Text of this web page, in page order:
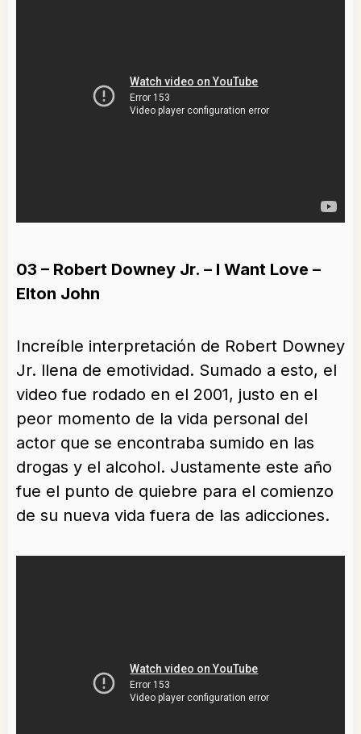
03 – Robert Downey Jr. – I Want Love –
Elton John
Increíble interpretación de Robert Downey
Jr. llena de emotividad. Sumado a esto, el
video fue rodado en el 2001, justo en el
peor momento de la vida personal del
actor que se encontraba sumido en las
drogas y el alcohol. Justamente este año
fue el punto de quiebre para el comienzo
de su nueva vida fuera de las adicciones.